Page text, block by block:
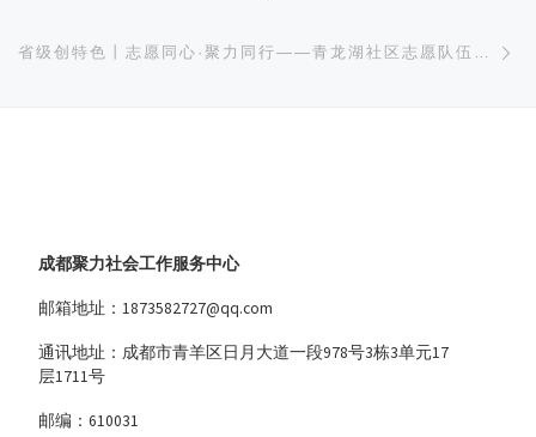
成都聚力社会工作服务中心
邮箱地址：1873582727@qq.com
通讯地址：成都市青羊区日月大道一段978号3栋3单元17
层1711号
邮编：610031